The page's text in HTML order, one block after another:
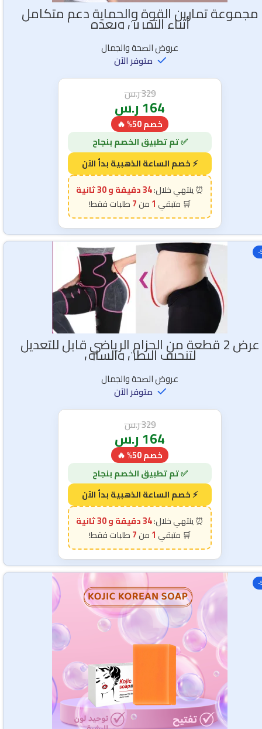
مجموعة تمارين القوة والحماية دعم متكامل
أثناء التمرين وبعده
عروض الصحة والجمال
متوفر الآن
329ر.س
164ر.س
خصم 50% 🔥
34 دقيقة و 28 ثانية
1
7
-
عرض 2 قطعة من الحزام الرياضي قابل للتعديل
لتنحيف البطن والساق
عروض الصحة والجمال
متوفر الآن
329ر.س
164ر.س
خصم 50% 🔥
34 دقيقة و 28 ثانية
1
7
-